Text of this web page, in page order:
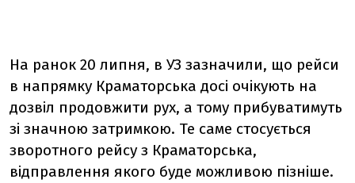
На ранок 20 липня, в УЗ зазначили, що рейси
в напрямку Краматорська досі очікують на
дозвіл продовжити рух, а тому прибуватимуть
зі значною затримкою. Те саме стосується
зворотного рейсу з Краматорська,
відправлення якого буде можливою пізніше.